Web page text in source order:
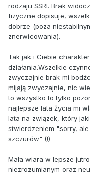
rodzaju SSRI. Brak
fizyczne dopisuje,
dobrze (poza
znerwicowania).
Tak jak i Ciebie
działania.Wszelkie
zwyczajnie brak mi
mijają zwyczajnie, nic
to wszystko to tylko
najlepsze lata życia mi
lata na związek, który
stwierdzeniem "sorry,
szczurów" (!)
Mała wiara w lepsze
niezrozumianym oraz